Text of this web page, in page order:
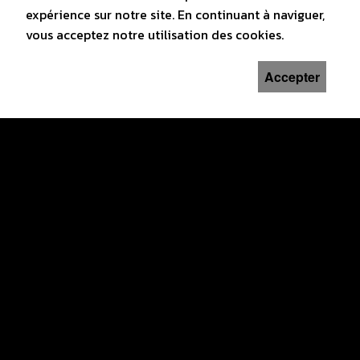
14H00 16H00
expérience sur notre site. En continuant à naviguer,
vous acceptez notre utilisation des cookies.
Accepter